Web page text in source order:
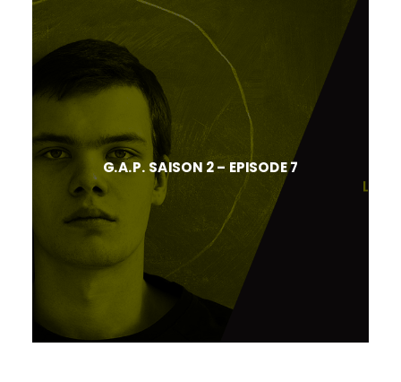
G.A.P. SAISON 2 – EPISODE 7